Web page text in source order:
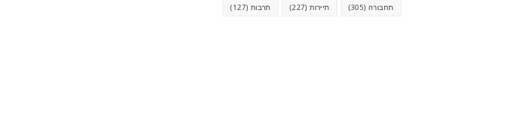
תחבורה (305) תיירות(227) תרבות (127)